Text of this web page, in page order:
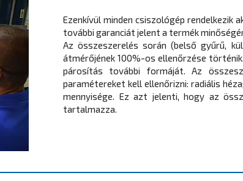
Ezenkívül minden csiszológép rendelkezik
további garanciát jelent a termék
Az összeszerelés során (belső gyűrű,
átmérőjének 100%-os ellenőrzése
párosítás további formáját. Az
paramétereket kell ellenőrizni: radiális
mennyisége. Ez azt jelenti, hogy az
tartalmazza.